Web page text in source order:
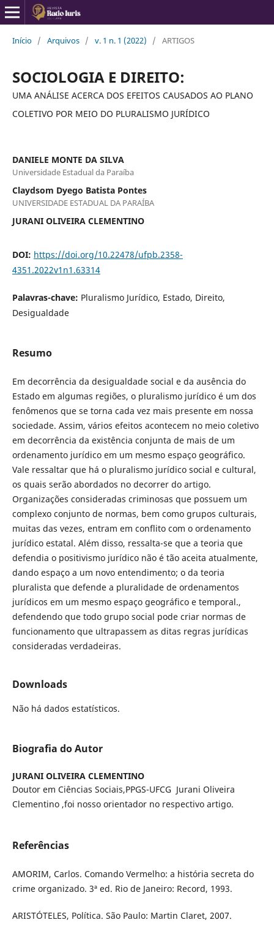
Início / Arquivos / v. 1 n. 1 (2022) / ARTIGOS
SOCIOLOGIA E DIREITO:
UMA ANÁLISE ACERCA DOS EFEITOS CAUSADOS AO PLANO
COLETIVO POR MEIO DO PLURALISMO JURÍDICO
DANIELE MONTE DA SILVA
Universidade Estadual da Paraíba
Claydsom Dyego Batista Pontes
UNIVERSIDADE ESTADUAL DA PARAÍBA
JURANI OLIVEIRA CLEMENTINO
DOI: https://doi.org/10.22478/ufpb.2358-
4351.2022v1n1.63314
Palavras-chave: Pluralismo Jurídico, Estado, Direito,
Desigualdade
Resumo
Em decorrência da desigualdade social e da ausência do
Estado em algumas regiões, o pluralismo jurídico é um dos
fenômenos que se torna cada vez mais presente em nossa
sociedade. Assim, vários efeitos acontecem no meio coletivo
em decorrência da existência conjunta de mais de um
ordenamento jurídico em um mesmo espaço geográfico.
Vale ressaltar que há o pluralismo jurídico social e cultural,
os quais serão abordados no decorrer do artigo.
Organizações consideradas criminosas que possuem um
complexo conjunto de normas, bem como grupos culturais,
muitas das vezes, entram em conflito com o ordenamento
jurídico estatal. Além disso, ressalta-se que a teoria que
defendia o positivismo jurídico não é tão aceita atualmente,
dando espaço a um novo entendimento; o da teoria
pluralista que defende a pluralidade de ordenamentos
jurídicos em um mesmo espaço geográfico e temporal.,
defendendo que todo grupo social pode criar normas de
funcionamento que ultrapassem as ditas regras jurídicas
consideradas verdadeiras.
Downloads
Não há dados estatísticos.
Biografia do Autor
JURANI OLIVEIRA CLEMENTINO
Doutor em Ciências Sociais,PPGS-UFCG Jurani Oliveira
Clementino ,foi nosso orientador no respectivo artigo.
Referências
AMORIM, Carlos. Comando Vermelho: a história secreta do
crime organizado. 3ª ed. Rio de Janeiro: Record, 1993.
ARISTÓTELES, Política. São Paulo: Martin Claret, 2007.